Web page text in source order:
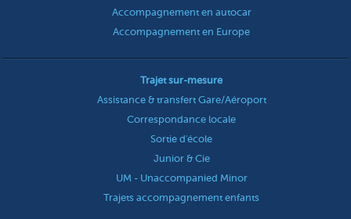
Accompagnement en autocar
Accompagnement en Europe
Trajet sur-mesure
Assistance & transfert Gare/Aéroport
Correspondance locale
Sortie d'école
Junior & Cie
UM - Unaccompanied Minor
Trajets accompagnement enfants